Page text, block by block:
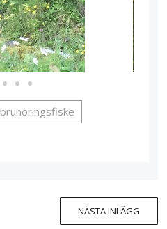
brunöringsfiske
NÄSTA INLÄGG